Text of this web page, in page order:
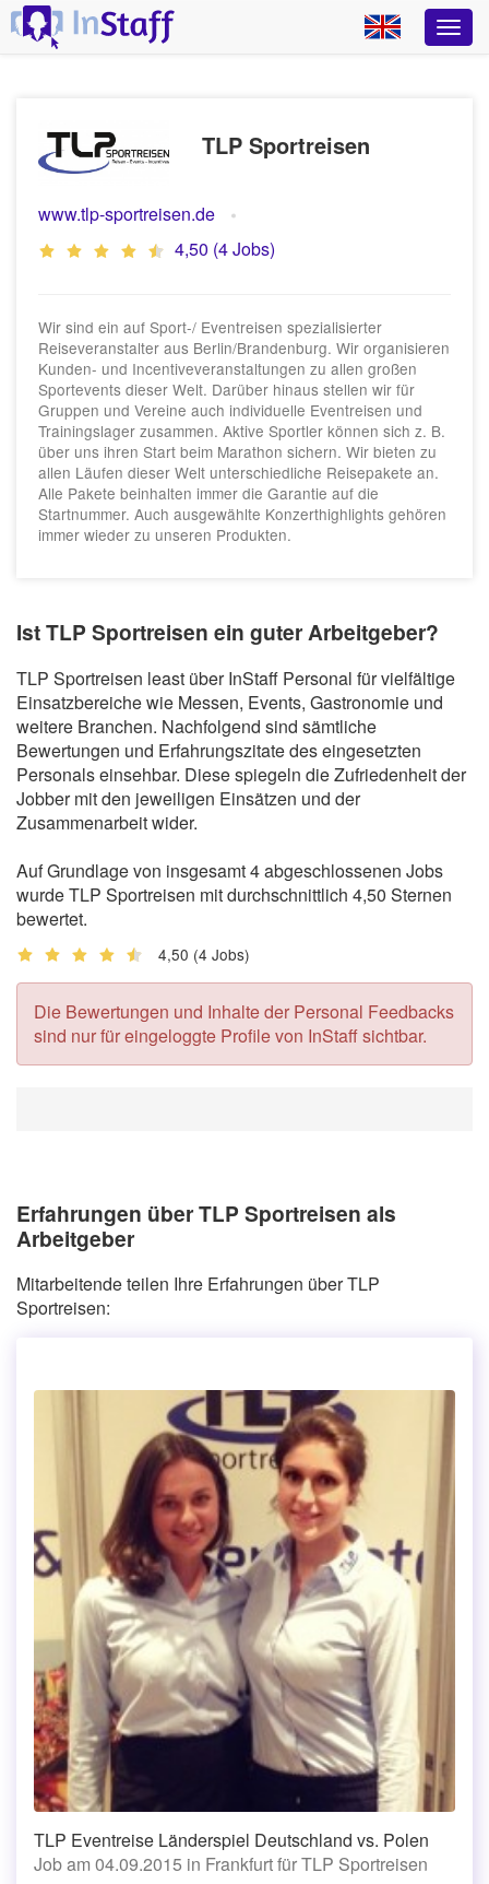
TLP Sportreisen
www.tlp-sportreisen.de
4,50 (4 Jobs)
Wir sind ein auf Sport-/ Eventreisen spezialisierter
Reiseveranstalter aus Berlin/Brandenburg. Wir organisieren
Kunden- und Incentiveveranstaltungen zu allen großen
Sportevents dieser Welt. Darüber hinaus stellen wir für
Gruppen und Vereine auch individuelle Eventreisen und
Trainingslager zusammen. Aktive Sportler können sich z. B.
über uns ihren Start beim Marathon sichern. Wir bieten zu
allen Läufen dieser Welt unterschiedliche Reisepakete an.
Alle Pakete beinhalten immer die Garantie auf die
Startnummer. Auch ausgewählte Konzerthighlights gehören
immer wieder zu unseren Produkten.
Ist TLP Sportreisen ein guter Arbeitgeber?
TLP Sportreisen least über InStaff Personal für vielfältige
Einsatzbereiche wie Messen, Events, Gastronomie und
weitere Branchen. Nachfolgend sind sämtliche
Bewertungen und Erfahrungszitate des eingesetzten
Personals einsehbar. Diese spiegeln die Zufriedenheit der
Jobber mit den jeweiligen Einsätzen und der
Zusammenarbeit wider.
Auf Grundlage von insgesamt 4 abgeschlossenen Jobs
wurde TLP Sportreisen mit durchschnittlich 4,50 Sternen
bewertet.
4,50 (4 Jobs)
Die Bewertungen und Inhalte der Personal Feedbacks
sind nur für eingeloggte Profile von InStaff sichtbar.
Erfahrungen über TLP Sportreisen als
Arbeitgeber
Mitarbeitende teilen Ihre Erfahrungen über TLP
Sportreisen:
TLP Eventreise Länderspiel Deutschland vs. Polen
Job am 04.09.2015 in Frankfurt für TLP Sportreisen